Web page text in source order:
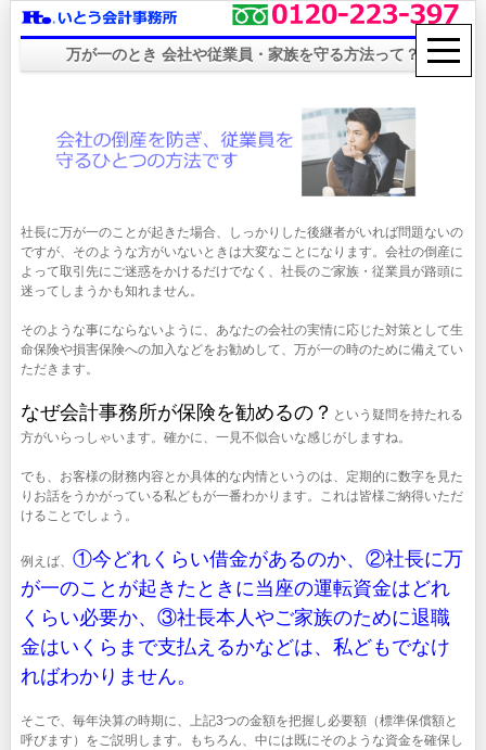
万が一のとき 会社や従業員・家族を守る方法って？
社長に万が一のことが起きた場合、しっかりした後継者がいれば問題ないの
ですが、そのような方がいないときは大変なことになります。会社の倒産に
よって取引先にご迷惑をかけるだけでなく、社長のご家族・従業員が路頭に
迷ってしまうかも知れません。
そのような事にならないように、あなたの会社の実情に応じた対策として生
命保険や損害保険への加入などをお勧めして、万が一の時のために備えてい
ただきます。
なぜ会計事務所が保険を勧めるの？ という疑問を持たれる
方がいらっしゃいます。確かに、一見不似合いな感じがしますね。
でも、お客様の財務内容とか具体的な内情というのは、定期的に数字を見た
りお話をうかがっている私どもが一番わかります。これは皆様ご納得いただ
けることでしょう。
例えば、 ①今どれくらい借金があるのか、②社長に万
が一のことが起きたときに当座の運転資金はどれ
くらい必要か、③社長本人やご家族のために退職
金はいくらまで支払えるかなどは、私どもでなけ
ればわかりません。
そこで、毎年決算の時期に、上記3つの金額を把握し必要額（標準保償額と
呼びます）をご説明します。もちろん、中には既にそのような資金を確保し